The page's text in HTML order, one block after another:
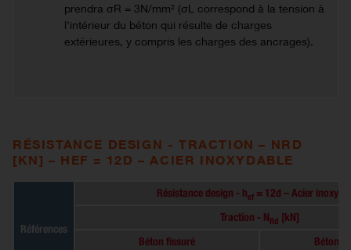
prendra σR = 3N/mm² (σL correspond à la tension à
l'intérieur du béton qui résulte de charges
extérieures, y compris les charges des ancrages).
RÉSISTANCE DESIGN - TRACTION – NRD
[KN] – HEF = 12D – ACIER INOXYDABLE
Références
Résistance design - hef = 12d – Acier
Traction - NRd [kN]
Béton fissuré
Béton